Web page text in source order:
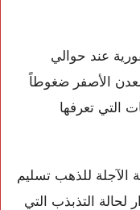
عند حوالي
الأصفر ضغوطاً
التي تعرفها
الآجلة للذهب تسليم
لحالة التذبذب التي